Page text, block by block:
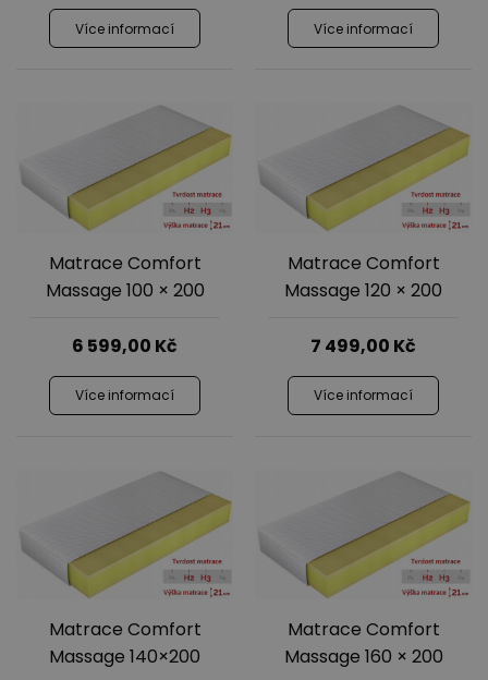
Více informací Více informací
Matrace Comfort
Massage 100 × 200
6 599,00 Kč
Více informací
Matrace Comfort
Massage 120 × 200
7 499,00 Kč
Více informací
Matrace Comfort
Massage 140×200
Matrace Comfort
Massage 160 × 200